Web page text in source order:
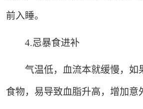
前入睡。
4.忌暴食进补
气温低，血流本就缓慢，如
食物，易导致血脂升高，增加意